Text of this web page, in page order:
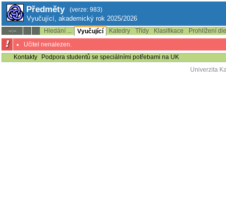
Předměty (verze: 983)
Vyučující, akademický rok 2025/2026
--:-- Hledání ... Vyučující Katedry Třídy Klasifikace
Prohlížení
Učitel nenalezen.
Kontakty
Podpora studentů se speciálními potřebami na UK
Univerzita